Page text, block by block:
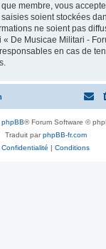
membre, vous
soient stockées
ne soient pas
De Musicae Militari -
en cas de
phpBB® Forum Software ©
Traduit parphpBB-fr.com
Confidentialité | Conditions